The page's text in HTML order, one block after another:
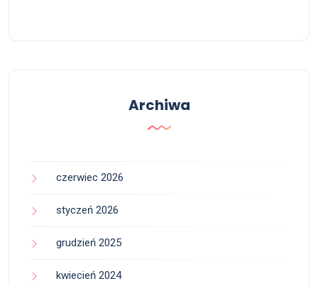
Archiwa
czerwiec 2026
styczeń 2026
grudzień 2025
kwiecień 2024